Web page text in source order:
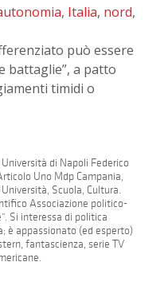
, Italia, nord,
può essere
battaglie”, a patto
timidi o
di Napoli Federico
Uno Mdp Campania,
Scuola, Cultura.
Associazione politico-
Si interessa di politica
è appassionato (ed esperto)
fantascienza, serie TV